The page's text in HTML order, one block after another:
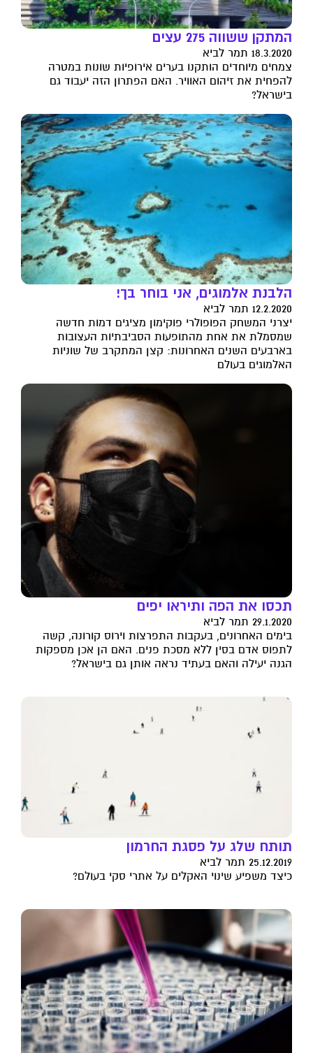
המתקן ששווה 275 עצים
18.3.2020 תמר לביא
צמחים מיוחדים הותקנו בערים אירופיות שונות במטרה
להפחית את זיהום האוויר. האם הפתרון הזה יעבוד גם
בישראל?
הלבנת אלמוגים, אני בוחר בך!
12.2.2020 תמר לביא
יצרני המשחק הפופולרי פוקימון מציגים דמות חדשה
שמסמלת את אחת מהתופעות הסביבתיות העצובות
בארבעים השנים האחרונות: קצן המתקרב של שוניות
האלמוגים בעולם
תכסו את הפה ותיראו יפים
29.1.2020 תמר לביא
בימים האחרונים, בעקבות התפרצות וירוס קורונה, קשה
לתפוס אדם בסין ללא מסכת פנים. האם הן אכן מספקות
הגנה יעילה והאם בעתיד נראה אותן גם בישראל?
תותח שלג על פסגת החרמון
25.12.2019 תמר לביא
כיצד משפיע שינוי האקלים על אתרי סקי בעולם?